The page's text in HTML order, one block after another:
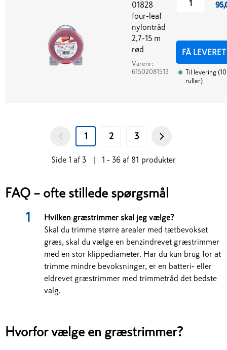
01828
four-leaf
nylontråd
2,7-15 m
rød
Varenr:
61502081513
FÅ LEVERET
Til levering (
ruller)
1 2 3
Side 1 af 3 1 - 36 af 81 produkter
FAQ – ofte stillede spørgsmål
Hvilken græstrimmer skal jeg vælge?
Skal du trimme større arealer med tætbevokset
græs, skal du vælge en benzindrevet græstrimmer
med en stor klippediameter. Har du kun brug for at
trimme mindre bevoksninger, er en batteri- eller
eldrevet græstrimmer med trimmetråd det bedste
valg.
Hvorfor vælge en græstrimmer?